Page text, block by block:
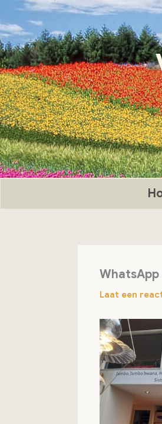
naar
de
inhoud
WhatsApp
Laat een